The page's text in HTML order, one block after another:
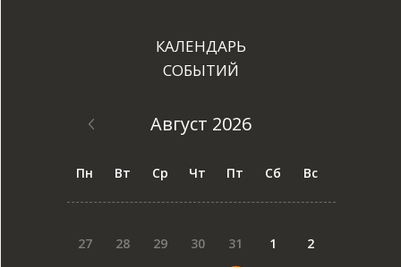
КАЛЕНДАРЬ
СОБЫТИЙ
Август 2026
Пн Вт Ср Чт Пт Сб Вс
27 28 29 30 31 1 2